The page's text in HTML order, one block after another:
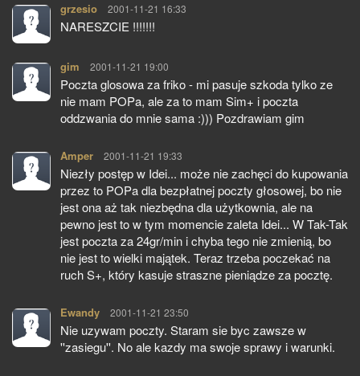
grzesio pisze:
2001-11-21 16:33
NARESZCIE !!!!!!!
gim pisze:
2001-11-21 19:00
Poczta glosowa za friko - mi pasuje szkoda tylko ze
nie mam POPa, ale za to mam Sim+ i poczta
oddzwania do mnie sama :))) Pozdrawiam gim
Amper pisze:
2001-11-21 19:33
Niezły postęp w Idei... może nie zachęci do kupowania
przez to POPa dla bezpłatnej poczty głosowej, bo nie
jest ona aż tak niezbędna dla użytkownia, ale na
pewno jest to w tym momencie zaleta Idei... W Tak-Tak
jest poczta za 24gr/min i chyba tego nie zmienią, bo
nie jest to wielki majątek. Teraz trzeba poczekać na
ruch S+, który kasuje straszne pieniądze za pocztę.
Ewandy pisze:
2001-11-21 23:50
Nie uzywam poczty. Staram sie byc zawsze w
''zasiegu''. No ale kazdy ma swoje sprawy i warunki.